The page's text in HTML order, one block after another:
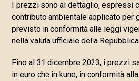
I prezzi sono al dettaglio, espressi
contributo ambientale applicato per
previsto in conformità alle leggi
nella valuta ufficiale della
Fino al 31 dicembre 2023, i prezzi
in euro che in kune, in conformità